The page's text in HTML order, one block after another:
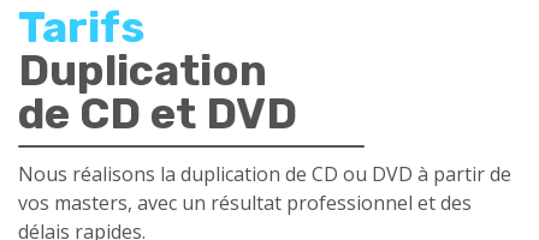
Tarifs
Duplication
de CD et DVD
Nous réalisons la duplication de CD ou DVD à partir de
vos masters, avec un résultat professionnel et des
délais rapides.